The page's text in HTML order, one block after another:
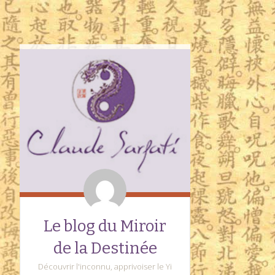
Le blog du Miroir
de la Destinée
Découvrir l'inconnu, apprivoiser le Yi